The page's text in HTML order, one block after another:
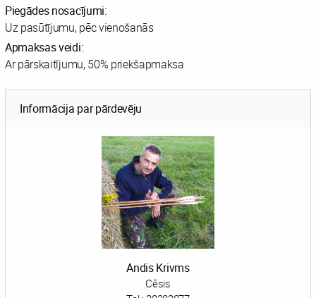
Piegādes nosacījumi:
Uz pasūtījumu, pēc vienošanās
Apmaksas veidi:
Ar pārskaitījumu, 50% priekšapmaksa
Informācija par pārdevēju
Andis Krivms
Cēsis